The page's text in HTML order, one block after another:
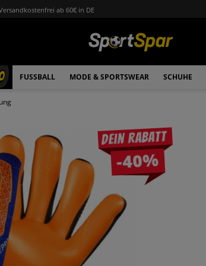
ab 60€ in DE
FUSSBALL MODE & SPORTSWEAR SCHUHE
Dein Rabatt
-40%